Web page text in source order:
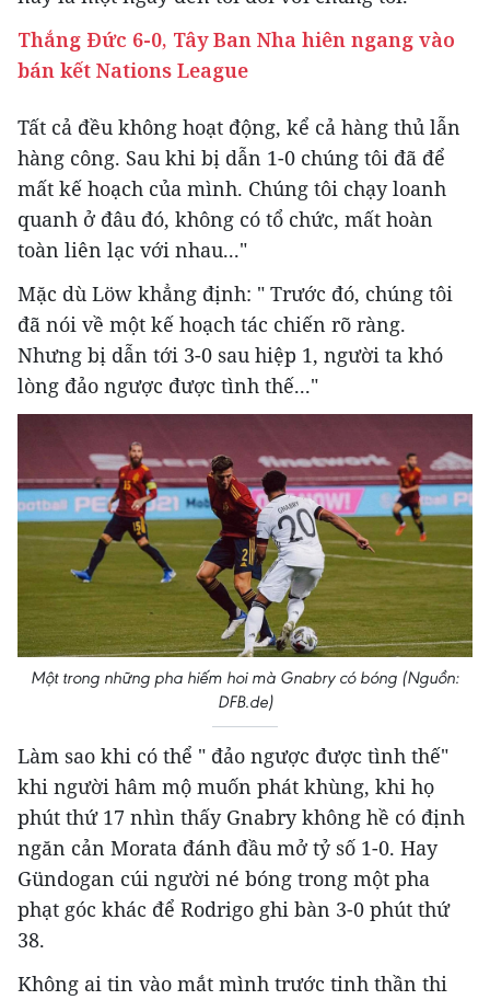
Thắng Đức 6-0, Tây Ban Nha hiên ngang vào
bán kết Nations League
Tất cả đều không hoạt động, kể cả hàng thủ lẫn
hàng công. Sau khi bị dẫn 1-0 chúng tôi đã để
mất kế hoạch của mình. Chúng tôi chạy loanh
quanh ở đâu đó, không có tổ chức, mất hoàn
toàn liên lạc với nhau..."
Mặc dù Löw khẳng định: " Trước đó, chúng tôi
đã nói về một kế hoạch tác chiến rõ ràng.
Nhưng bị dẫn tới 3-0 sau hiệp 1, người ta khó
lòng đảo ngược được tình thế..."
Một trong những pha hiếm hoi mà Gnabry có bóng (Nguồn:
DFB.de)
Làm sao khi có thể " đảo ngược được tình thế"
khi người hâm mộ muốn phát khùng, khi họ
phút thứ 17 nhìn thấy Gnabry không hề có định
ngăn cản Morata đánh đầu mở tỷ số 1-0. Hay
Gündogan cúi người né bóng trong một pha
phạt góc khác để Rodrigo ghi bàn 3-0 phút thứ
38.
Không ai tin vào mắt mình trước tinh thần thi